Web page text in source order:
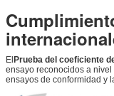
ElPrueba del coeficiente
ensayo reconocidos a
ensayos de conformidad y